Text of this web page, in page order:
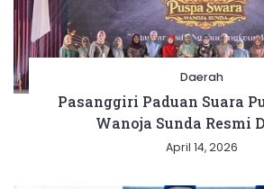
Daerah
Pasanggiri Paduan Suara
Wanoja Sunda Resmi
April 14, 2026